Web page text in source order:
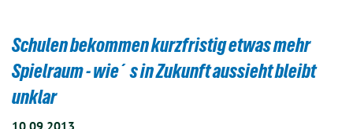
Schulen bekommen kurzfristig etwas mehr
Spielraum - wie´s in Zukunft aussieht bleibt
unklar